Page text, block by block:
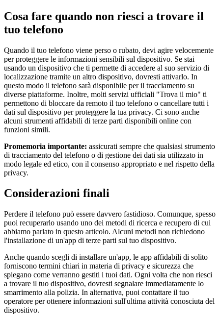
Cosa fare quando non riesci a trovare il
tuo telefono
Quando il tuo telefono viene perso o rubato, devi agire velocemente
per proteggere le informazioni sensibili sul dispositivo. Se stai
usando un dispositivo che ti permette di accedere al suo servizio di
localizzazione tramite un altro dispositivo, dovresti attivarlo. In
questo modo il telefono sarà disponibile per il tracciamento su
diverse piattaforme. Inoltre, molti servizi ufficiali "Trova il mio" ti
permettono di bloccare da remoto il tuo telefono o cancellare tutti i
dati sul dispositivo per proteggere la tua privacy. Ci sono anche
alcuni strumenti affidabili di terze parti disponibili online con
funzioni simili.
Promemoria importante: assicurati sempre che qualsiasi strumento
di tracciamento del telefono o di gestione dei dati sia utilizzato in
modo legale ed etico, con il consenso appropriato e nel rispetto della
privacy.
Considerazioni finali
Perdere il telefono può essere davvero fastidioso. Comunque, spesso
puoi recuperarlo usando uno dei metodi di ricerca e recupero di cui
abbiamo parlato in questo articolo. Alcuni metodi non richiedono
l'installazione di un'app di terze parti sul tuo dispositivo.
Anche quando scegli di installare un'app, le app affidabili di solito
forniscono termini chiari in materia di privacy e sicurezza che
spiegano come verranno gestiti i tuoi dati. Ogni volta che non riesci
a trovare il tuo dispositivo, dovresti segnalare immediatamente lo
smarrimento alla polizia. In alternativa, puoi contattare il tuo
operatore per ottenere informazioni sull'ultima attività conosciuta del
dispositivo.